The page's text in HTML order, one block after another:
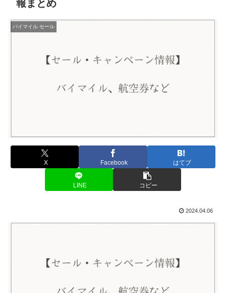
報まとめ
バイマイル セール
X Facebook はてブ
LINE コピー
2024.04.06